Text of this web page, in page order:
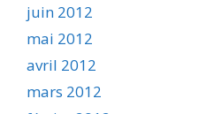
juin 2012
mai 2012
avril 2012
mars 2012